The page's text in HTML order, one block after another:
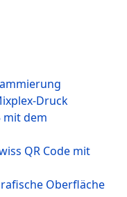
Druck
mit dem
QR Code mit
Oberfläche